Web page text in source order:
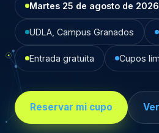
Martes 25 de agosto de 2026
UDLA, Campus Granados
Entrada gratuita Cupos
Reservar mi cupo